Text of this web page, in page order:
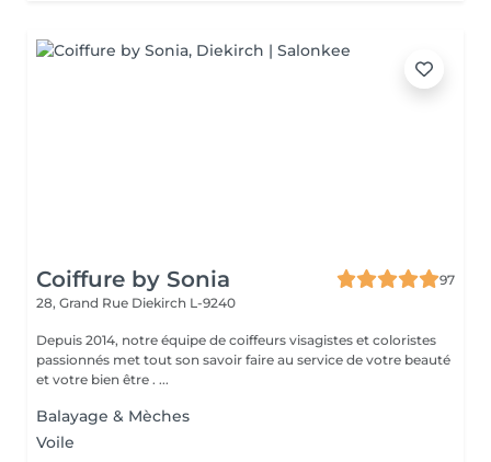
Coiffure by Sonia
97
28, Grand Rue Diekirch L-9240
Depuis 2014, notre équipe de coiffeurs visagistes et coloristes
passionnés met tout son savoir faire au service de votre beauté
et votre bien être . ...
Balayage & Mèches
Voile